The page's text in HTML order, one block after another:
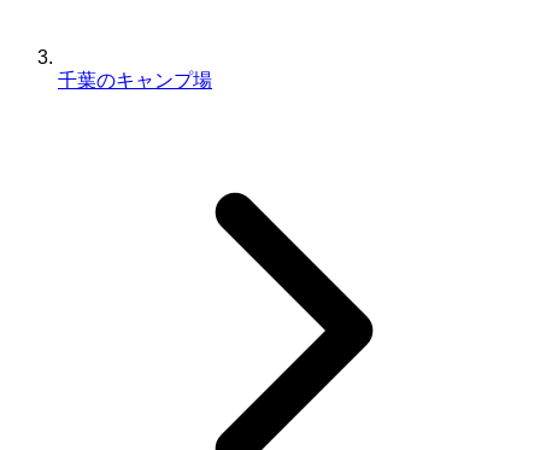
千葉のキャンプ場